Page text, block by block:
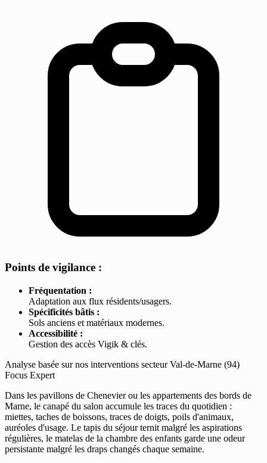
Points de vigilance :
Fréquentation :
Adaptation aux flux résidents/usagers.
Spécificités bâtis :
Sols anciens et matériaux modernes.
Accessibilité :
Gestion des accès Vigik & clés.
Analyse basée sur nos interventions secteur Val-de-Marne (94)
Focus Expert
Dans les pavillons de Chenevier ou les appartements des bords de
Marne, le canapé du salon accumule les traces du quotidien :
miettes, taches de boissons, traces de doigts, poils d'animaux,
auréoles d'usage. Le tapis du séjour ternit malgré les aspirations
régulières, le matelas de la chambre des enfants garde une odeur
persistante malgré les draps changés chaque semaine.